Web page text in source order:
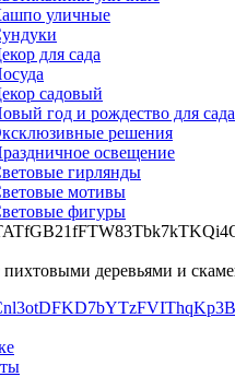
уличные
для сада
садовый
год и рождество для сада
решения
освещение
гирлянды
мотивы
фигуры